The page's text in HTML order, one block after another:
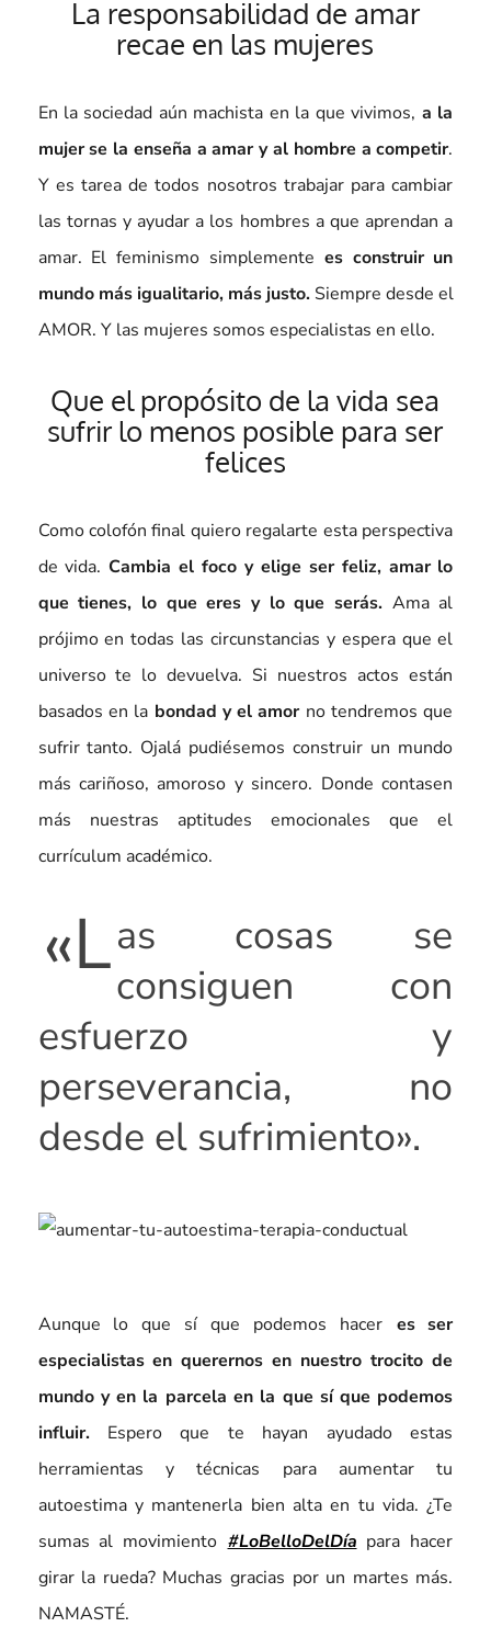
La responsabilidad de amar
recae en las mujeres
En la sociedad aún machista en la que vivimos, a la
mujer se la enseña a amar y al hombre a competir.
Y es tarea de todos nosotros trabajar para cambiar
las tornas y ayudar a los hombres a que aprendan a
amar. El feminismo simplemente es construir un
mundo más igualitario, más justo.Siempre desde el
AMOR. Y las mujeres somos especialistas en ello.
Que el propósito de la vida sea
sufrir lo menos posible para ser
felices
Como colofón final quiero regalarte esta perspectiva
de vida.Cambia el foco y elige ser feliz, amar lo
que tienes, lo que eres y lo que serás. Ama al
prójimo en todas las circunstancias y espera que el
universo te lo devuelva. Si nuestros actos están
basados en la bondad y el amorno tendremos que
sufrir tanto. Ojalá pudiésemos construir un mundo
más cariñoso, amoroso y sincero. Donde contasen
más nuestras aptitudes emocionales que el
currículum académico.
«Las cosas se
consiguen con
esfuerzo y
perseverancia, no
desde el sufrimiento».
Aunque lo que sí que podemos hacer es ser
especialistas en querernos en nuestro trocito de
mundo y en la parcela en la que sí que podemos
influir.Espero que te hayan ayudado estas
herramientas y técnicas para aumentar tu
autoestima y mantenerla bien alta en tu vida. ¿Te
sumas al movimiento #LoBelloDelDía para hacer
girar la rueda? Muchas gracias por un martes más.
NAMASTÉ.